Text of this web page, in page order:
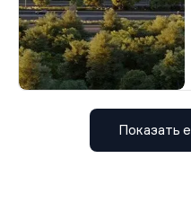
Показать